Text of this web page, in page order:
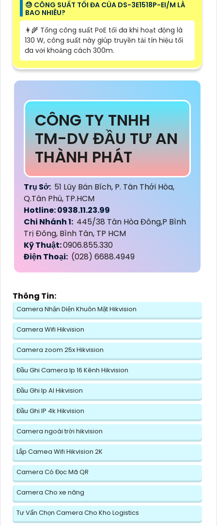
😓 CÔNG SUẤT TỐI ĐA CỦA DS-3E1518P-EI/M LÀ
BAO NHIÊU?
👩‍🌾 Tổng công suất PoE tối đa khi hoạt động là
130 W, công suất này giúp truyền tải tín hiệu tối
đa với khoảng cách 300m.
CÔNG TY TNHH
TM-DV ĐẦU TƯ AN
THÀNH PHÁT
Trụ Sở: 51 Lũy Bán Bích, P. Tân Thới Hòa,
Q.Tân Phú, TP.HCM
Hotline: 0938.11.23.99
Chi Nhánh 1: 445/38 Tân Hòa Đông,P Bình
Trị Đông, Bình Tân, TP HCM
Kỹ Thuật:0906.855.330
Điện Thoại: (028) 6688.4949
Thông Tin:
Camera Nhận Diện Khuôn Mặt Hikvision
Camera Wifi Hikvision
Camera zoom 25x Hikvision
Đầu Ghi Camera Ip 16 Kênh Hikvision
Đầu Ghi Ip AI Hikvision
Đầu Ghi IP 4k Hikvision
Camera ngoài trời hikvision
Lắp Camea Wifi Hikvision 2K
Camera Có Đọc Mã QR
Camera Cho xe nâng
Tư Vấn Chọn Camera Cho Kho Logistics